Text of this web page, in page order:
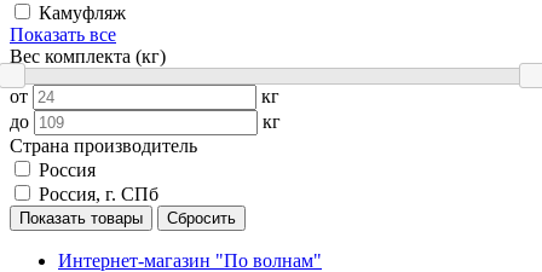
Камуфляж
Показать все
Вес комплекта (кг)
от
кг
до
кг
Страна производитель
Россия
Россия, г. СПб
Показать товары Сбросить
Интернет-магазин "По волнам"